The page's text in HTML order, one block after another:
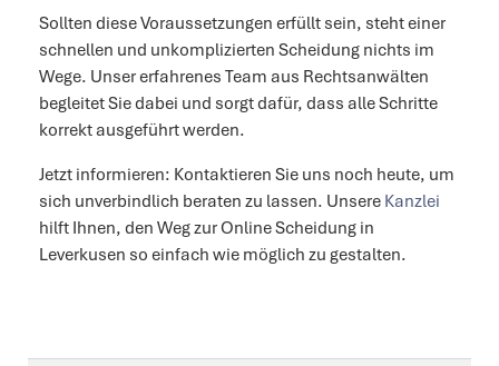
Sollten diese Voraussetzungen erfüllt sein, steht einer
schnellen und unkomplizierten Scheidung nichts im
Wege. Unser erfahrenes Team aus Rechtsanwälten
begleitet Sie dabei und sorgt dafür, dass alle Schritte
korrekt ausgeführt werden.
Jetzt informieren: Kontaktieren Sie uns noch heute, um
sich unverbindlich beraten zu lassen. Unsere Kanzlei
hilft Ihnen, den Weg zur Online Scheidung in
Leverkusen so einfach wie möglich zu gestalten.